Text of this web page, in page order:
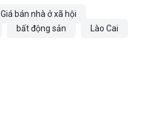
Giá bán nhà ở xã hội
bất động sản Lào Cai